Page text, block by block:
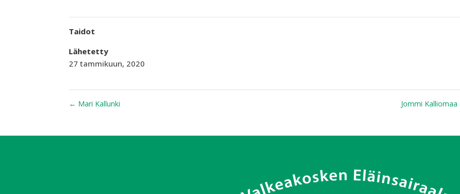
Taidot
Lähetetty
27 tammikuun, 2020
← Mari Kallunki Jommi Kalliomaa